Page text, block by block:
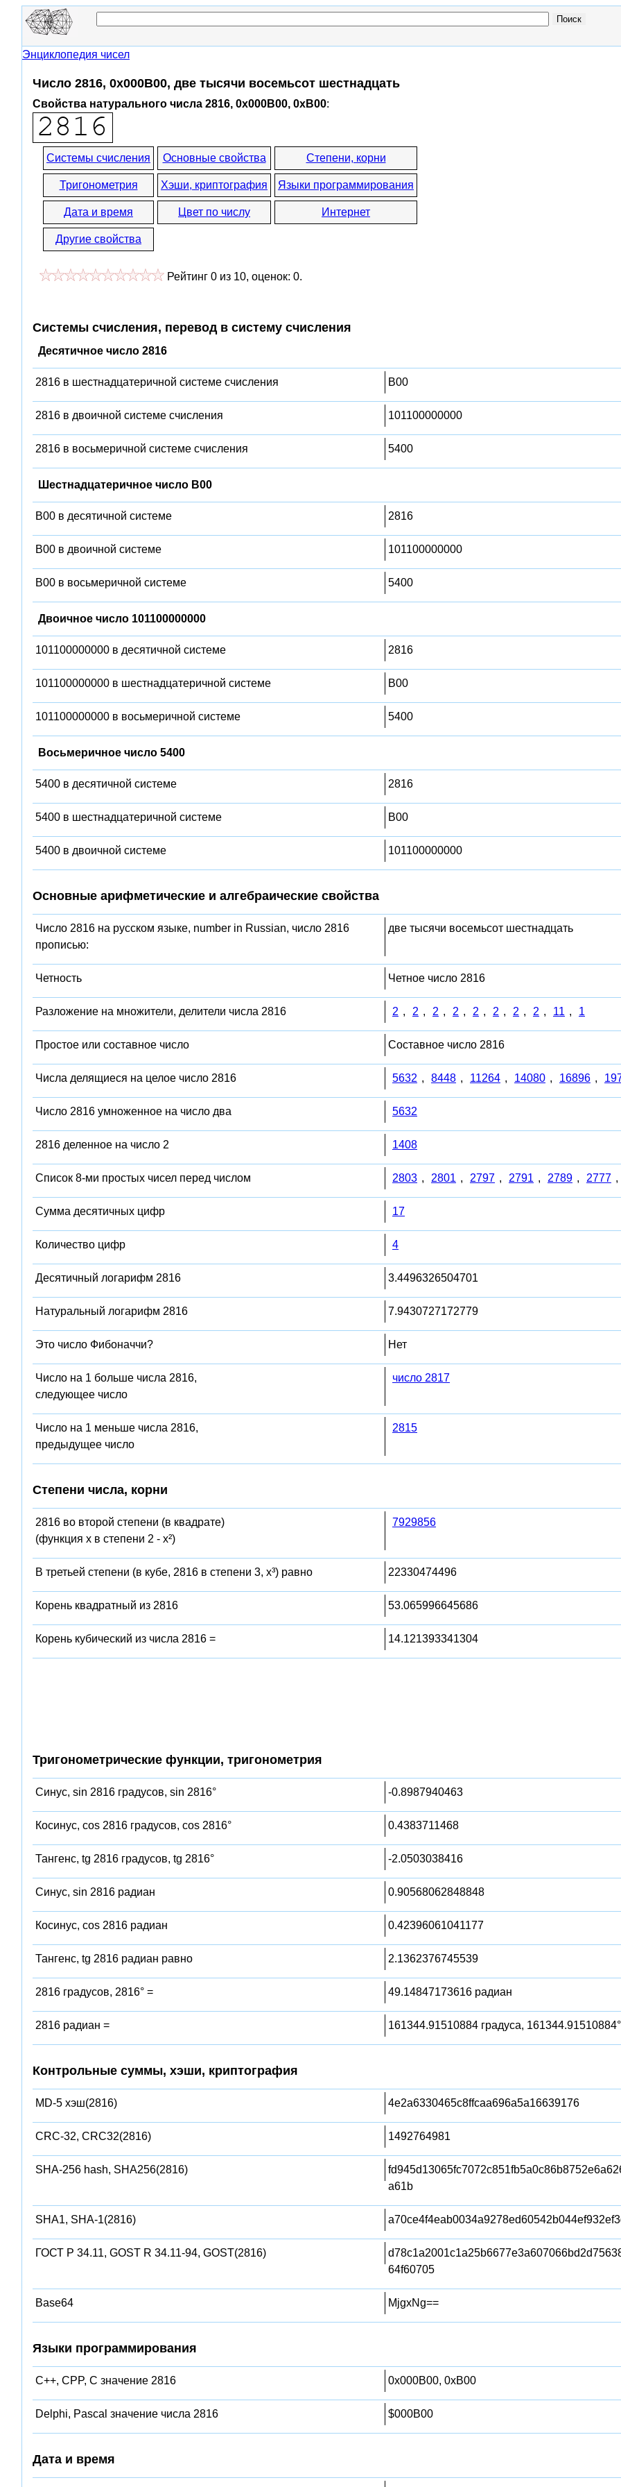
Энциклопедия чисел
Число 2816, 0x000B00, две тысячи восемьсот шестнадцать
Свойства натурального числа 2816, 0x000B00, 0xB00:
Системы счисления Основные свойства Степени, корни
Тригонометрия Хэши, криптография Языки программирования
Дата и время Цвет по числу Интернет
Другие свойства
Рейтинг 0 из 10, оценок: 0.
Системы счисления, перевод в систему счисления
Десятичное число 2816
2816 в шестнадцатеричной системе счисления B00
2816 в двоичной системе счисления 101100000000
2816 в восьмеричной системе счисления 5400
Шестнадцатеричное число B00
B00 в десятичной системе 2816
B00 в двоичной системе 101100000000
B00 в восьмеричной системе 5400
Двоичное число 101100000000
101100000000 в десятичной системе 2816
101100000000 в шестнадцатеричной системе B00
101100000000 в восьмеричной системе 5400
Восьмеричное число 5400
5400 в десятичной системе 2816
5400 в шестнадцатеричной системе B00
5400 в двоичной системе 101100000000
Основные арифметические и алгебраические свойства
Число 2816 на русском языке, number in Russian, число 2816
прописью:
две тысячи восемьсот шестнадцать
Четность Четное число 2816
Разложение на множители, делители числа 2816 2 , 2 , 2 , 2 , 2 , 2 , 2 , 2 , 11 , 1
Простое или составное число Составное число 2816
Числа делящиеся на целое число 2816 5632 , 8448 , 11264 , 14080 , 16896 ,
Число 2816 умноженное на число два 5632
2816 деленное на число 2 1408
Список 8-ми простых чисел перед числом 2803 , 2801 , 2797 , 2791 , 2789 , 2777 ,
Сумма десятичных цифр 17
Количество цифр 4
Десятичный логарифм 2816 3.4496326504701
Натуральный логарифм 2816 7.9430727172779
Это число Фибоначчи? Нет
Число на 1 больше числа 2816,
следующее число
число 2817
Число на 1 меньше числа 2816,
предыдущее число
2815
Степени числа, корни
2816 во второй степени (в квадрате)
(функция x в степени 2 - x²)
7929856
В третьей степени (в кубе, 2816 в степени 3, x³) равно 22330474496
Корень квадратный из 2816 53.065996645686
Корень кубический из числа 2816 = 14.121393341304
Тригонометрические функции, тригонометрия
Синус, sin 2816 градусов, sin 2816° -0.8987940463
Косинус, cos 2816 градусов, cos 2816° 0.4383711468
Тангенс, tg 2816 градусов, tg 2816° -2.0503038416
Синус, sin 2816 радиан 0.90568062848848
Косинус, cos 2816 радиан 0.42396061041177
Тангенс, tg 2816 радиан равно 2.1362376745539
2816 градусов, 2816° = 49.14847173616 радиан
2816 радиан = 161344.91510884 градуса, 161344.91510884°
Контрольные суммы, хэши, криптография
MD-5 хэш(2816) 4e2a6330465c8ffcaa696a5a16639176
CRC-32, CRC32(2816) 1492764981
SHA-256 hash, SHA256(2816)
a61b
SHA1, SHA-1(2816)
ГОСТ Р 34.11, GOST R 34.11-94, GOST(2816)
64f60705
Base64 MjgxNg==
Языки программирования
C++, CPP, C значение 2816 0x000B00, 0xB00
Delphi, Pascal значение числа 2816 $000B00
Дата и время